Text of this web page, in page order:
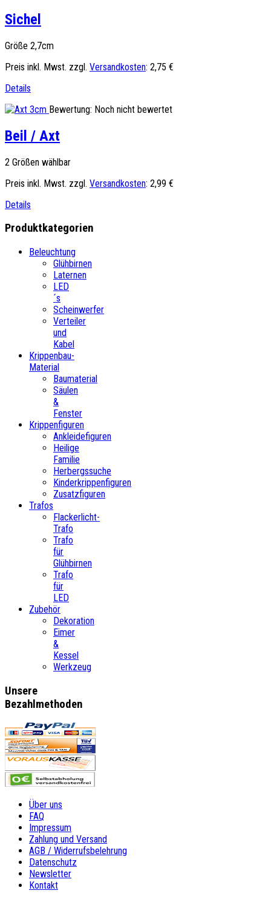
Sichel
Größe 2,7cm
Preis inkl. Mwst. zzgl. Versandkosten: 2,75 €
Details
Bewertung: Noch nicht bewertet
Beil / Axt
2 Größen wählbar
Preis inkl. Mwst. zzgl. Versandkosten: 2,99 €
Details
Produktkategorien
Beleuchtung
Glühbirnen
Laternen
LED
´s
Scheinwerfer
Verteiler
und
Kabel
Krippenbau-
Material
Baumaterial
Säulen
&
Fenster
Krippenfiguren
Ankleidefiguren
Heilige
Familie
Herbergssuche
Kinderkrippenfiguren
Zusatzfiguren
Trafos
Flackerlicht-
Trafo
Trafo
für
Glühbirnen
Trafo
für
LED
Zubehör
Dekoration
Eimer
&
Kessel
Werkzeug
Unsere
Bezahlmethoden
Über uns
FAQ
Impressum
Zahlung und Versand
AGB / Widerrufsbelehrung
Datenschutz
Newsletter
Kontakt